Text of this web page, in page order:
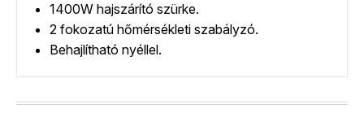
1400W hajszárító szürke.
2 fokozatú hőmérsékleti szabályzó.
Behajlítható nyéllel.